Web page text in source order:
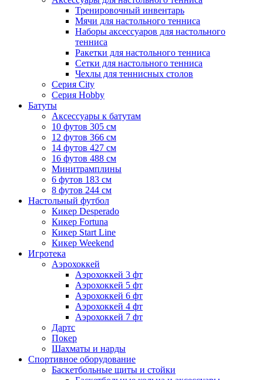
Тренировочный инвентарь
Мячи для настольного тенниса
Наборы аксессуаров для настольного
тенниса
Ракетки для настольного тенниса
Сетки для настольного тенниса
Чехлы для теннисных столов
Серия City
Серия Hobby
Батуты
Аксессуары к батутам
10 футов 305 см
12 футов 366 см
14 футов 427 см
16 футов 488 см
Минитрамплины
6 футов 183 см
8 футов 244 см
Настольный футбол
Кикер Desperado
Кикер Fortuna
Кикер Start Line
Кикер Weekend
Игротека
Аэрохоккей
Аэрохоккей 3 фт
Аэрохоккей 5 фт
Аэрохоккей 6 фт
Аэрохоккей 4 фт
Аэрохоккей 7 фт
Дартс
Покер
Шахматы и нарды
Спортивное оборудование
Баскетбольные щиты и стойки